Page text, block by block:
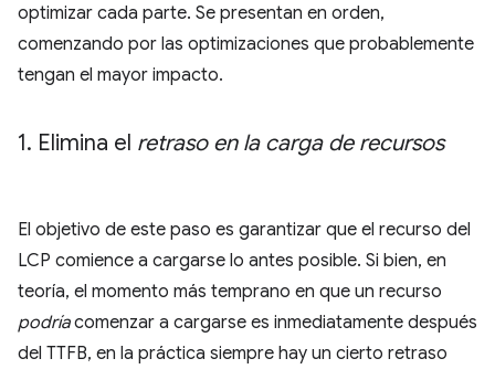
optimizar cada parte. Se presentan en orden,
comenzando por las optimizaciones que probablemente
tengan el mayor impacto.
1. Elimina el retraso en la carga de recursos
El objetivo de este paso es garantizar que el recurso del
LCP comience a cargarse lo antes posible. Si bien, en
teoría, el momento más temprano en que un recurso
podríacomenzar a cargarse es inmediatamente después
del TTFB, en la práctica siempre hay un cierto retraso